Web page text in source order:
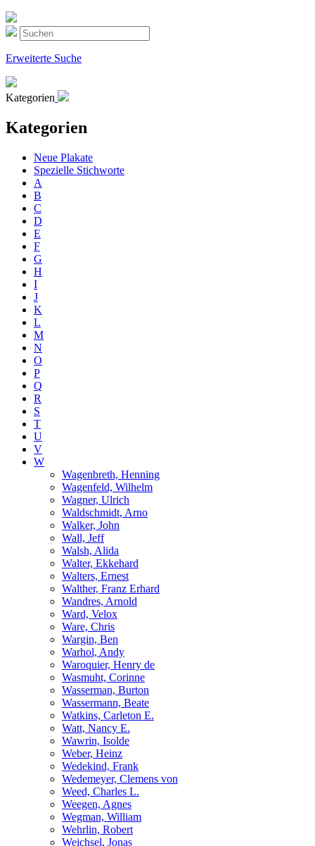
Erweiterte Suche
Kategorien
Kategorien
Neue Plakate
Spezielle Stichworte
A
B
C
D
E
F
G
H
I
J
K
L
M
N
O
P
Q
R
S
T
U
V
W
Wagenbreth, Henning
Wagenfeld, Wilhelm
Wagner, Ulrich
Waldschmidt, Arno
Walker, John
Wall, Jeff
Walsh, Alida
Walter, Ekkehard
Walters, Ernest
Walther, Franz Erhard
Wandres, Arnold
Ward, Velox
Ware, Chris
Wargin, Ben
Warhol, Andy
Waroquier, Henry de
Wasmuht, Corinne
Wasserman, Burton
Wassermann, Beate
Watkins, Carleton E.
Watt, Nancy E.
Wawrin, Isolde
Weber, Heinz
Wedekind, Frank
Wedemeyer, Clemens von
Weed, Charles L.
Weegen, Agnes
Wegman, William
Wehrlin, Robert
Weichsel, Jonas